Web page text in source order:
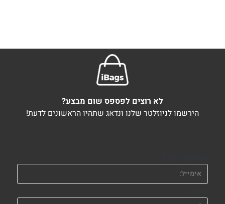
לא רוצים לפספס שום מבצע?
הירשמו לניוזלטר שלנו ונדאג שתהיו הראשונים לדעת!